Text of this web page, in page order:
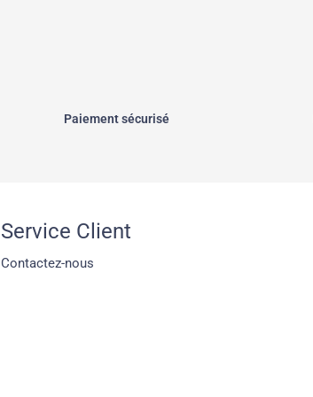
Paiement sécurisé
Service Client
Contactez-nous